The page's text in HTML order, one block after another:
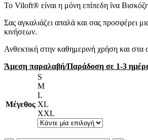
Το Viloft® είναι η μόνη επίπεδη ίνα
Σας αγκαλιάζει απαλά και σας προσφέρει
κινήσεων.
Ανθεκτική στην καθημερινή χρήση και στα
Άμεση παραλαβή/Παράδοση σε 1-3
Μέγεθος
S
M
L
XL
XXL